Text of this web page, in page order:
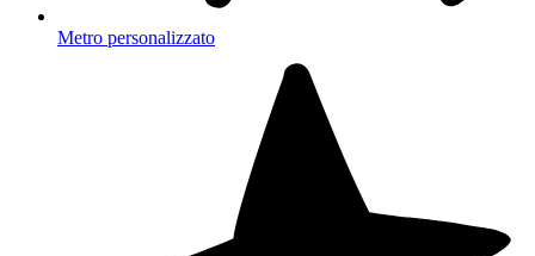
Metro personalizzato